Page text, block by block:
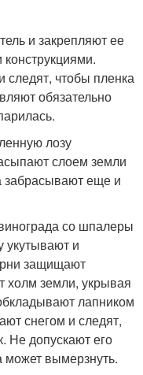
и закрепляют ее
чтобы пленка
обязательно
лозу
слоем земли
забрасывают еще и
со шпалеры
укутывают и
защищают
холм земли, укрывая
лапником
снегом и следят,
Не допускают его
может вымерзнуть.